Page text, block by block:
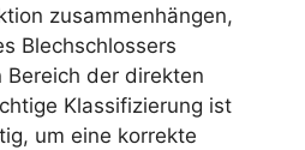
zusammenhängen,
Blechschlossers
der direkten
Klassifizierung ist
um eine korrekte